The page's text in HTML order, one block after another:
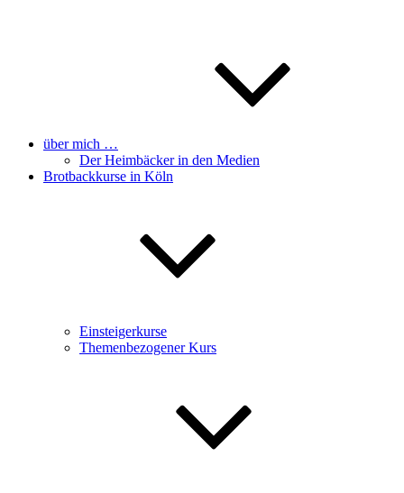
über mich …
Der Heimbäcker in den Medien
Brotbackkurse in Köln
Einsteigerkurse
Themenbezogener Kurs